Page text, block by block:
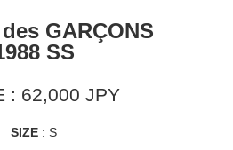
GARÇONS
SS
: 62,000 JPY
SIZE : S